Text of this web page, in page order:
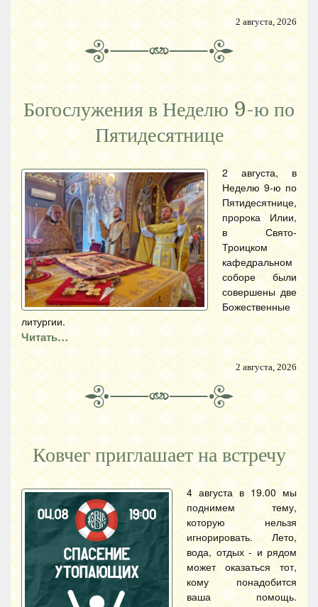
2 августа, 2026
Богослужения в Неделю 9-ю по
Пятидесятнице
2 августа, в
Неделю 9-ю по
Пятидесятнице,
пророка Илии,
в Свято-
Троицком
кафедральном
соборе были
совершены две
Божественные
литургии.
Читать…
2 августа, 2026
Ковчег приглашает на встречу
4 августа в 19.00 мы
поднимем тему,
которую нельзя
игнорировать. Лето,
вода, отдых - и рядом
может оказаться тот,
кому понадобится
ваша помощь.